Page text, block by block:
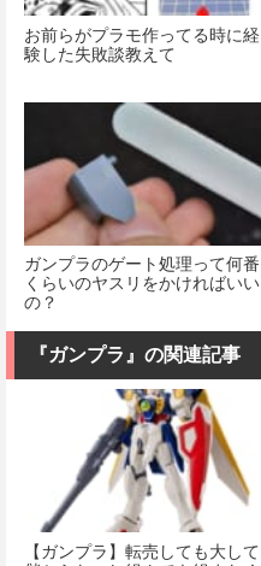
お前らがプラモ作ってる時に経
験した失敗談教えて
ガンプラのゲート処理って何番
くらいのヤスリをかければいい
の？
『ガンプラ』の関連記事
【ガンプラ】転売しても大して